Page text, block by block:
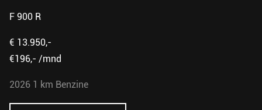
F 900 R
€ 13.950,-
€196,- /mnd
2026 1 km Benzine